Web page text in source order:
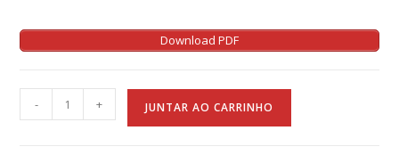
Download PDF
- + JUNTAR AO CARRINHO